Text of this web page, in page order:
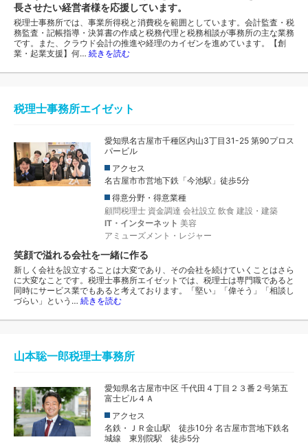
長させたい経営者様を応援しています。
税理士事務所では、事業所得税と消費税を範囲としています。会計監査・税
務監査・記帳指導・決算書の作成と税務代理と税務相談が事務所の主な業務
です。また、クラウド会計の推進や経理のカイゼンを進めています。【創
業・起業支援】何… 続きを読む
税理士事務所エイゼット
愛知県名古屋市千種区内山3丁目31-25 第90プロス
パービル
アクセス
名古屋市市営地下鉄「今池駅」徒歩5分
得意分野・得意業種
顧問税理士 資金調達 会社設立 飲食 建設・建築
IT・インターネット 美容
アミューズメント・レジャー
笑顔で溢れる会社を一緒に作る
新しく会社を設立することは大変であり、その会社を続けていくことはさら
に大変なことです。税理士事務所エイゼットでは、税理士は専門職であると
同時にサービス業でもあると考えております。「堅い」「偉そう」「相談し
づらい」という… 続きを読む
山本聡一郎税理士事務所
愛知県名古屋市中区 千代田４丁目２３番２号第五
富士ビル４Ａ
アクセス
名鉄・ＪＲ金山駅 徒歩10分 名古屋市営地下鉄名
城線 東別院駅 徒歩5分